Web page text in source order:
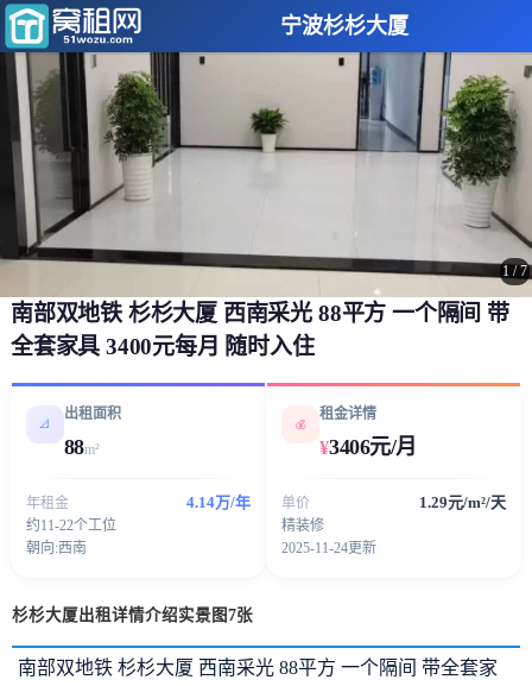
宁波杉杉大厦
1 /7
南部双地铁 杉杉大厦 西南采光 88平方 一个隔间 带
全套家具 3400元每月 随时入住
📐
出租面积
88m²
年租金 4.14万/年
约11-22个工位
朝向:西南
💰
租金详情
¥3406元/月
单价 1.29元/m²/天
精装修
2025-11-24更新
杉杉大厦出租详情介绍实景图7张
南部双地铁 杉杉大厦 西南采光 88平方 一个隔间 带全套家